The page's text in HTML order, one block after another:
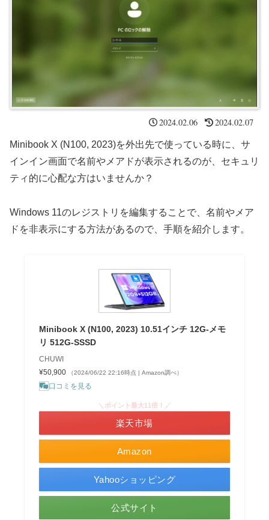
2024.02.06 2024.02.07
Minibook X (N100, 2023)を外出先で使っている時に、サ
インイン画面で名前やメアドが表示されるのが、セキュリ
ティ的に心配な方はいませんか？
Windows 11のレジストリを編集することで、名前やメア
ドを非表示にする方法があるので、手順を紹介します。
Minibook X (N100, 2023) 10.51インチ 12G-メモ
リ 512G-SSSD
CHUWI
¥50,900
（2024/06/22 22:16時点 | Amazon調べ）
口コミを見る
Amazon
＼ポイント最大11倍！／
楽天市場
Yahooショッピング
公式サイト